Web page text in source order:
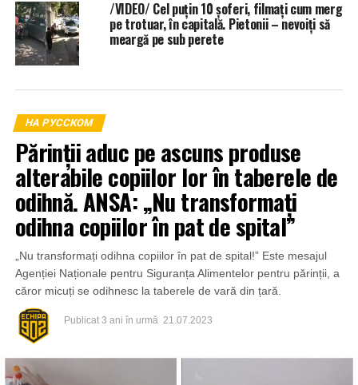
/VIDEO/ Cel puțin 10 șoferi, filmați cum merg
pe trotuar, în capitală. Pietonii – nevoiți să
meargă pe sub perete
НА РУССКОМ
Părinții aduc pe ascuns produse
alterabile copiilor lor în taberele de
odihnă. ANSA: „Nu transformați
odihna copiilor în pat de spital”
„Nu transformați odihna copiilor în pat de spital!” Este mesajul
Agenției Naționale pentru Siguranța Alimentelor pentru părinții, a
căror micuți se odihnesc la taberele de vară din țară.
Publicat 3 ani în urmă 21.07.2023